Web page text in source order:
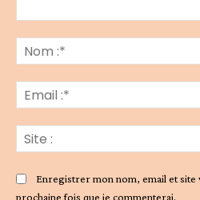
Enregistrer mon nom, email et site
prochaine fois que je commenterai.